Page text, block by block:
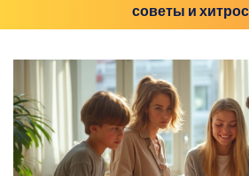
советы и